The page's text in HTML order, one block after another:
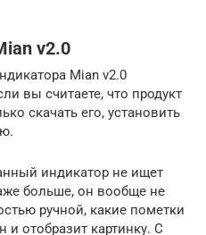
v2.0
Mian v2.0
вы считаете, что продукт
скачать его, установить
индикатор не ищет
больше, он вообще не
ручной, какие пометки
и отобразит картинку. С